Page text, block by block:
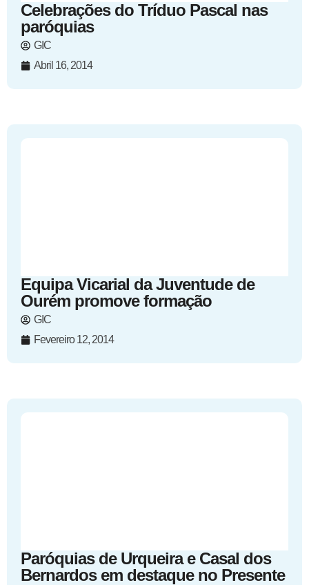
Celebrações do Tríduo Pascal nas
paróquias
GIC
Abril 16, 2014
Equipa Vicarial da Juventude de
Ourém promove formação
GIC
Fevereiro 12, 2014
Paróquias de Urqueira e Casal dos
Bernardos em destaque no Presente